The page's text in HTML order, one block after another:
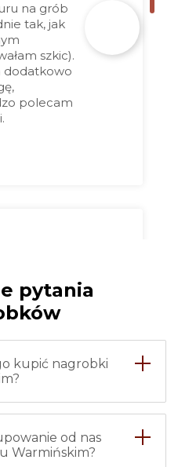
na grób
tak, jak
szkic).
dodatkowo
polecam
w
ze
i na
zarzutów.
pytania
kupić nagrobki
od nas
Warmińskim?